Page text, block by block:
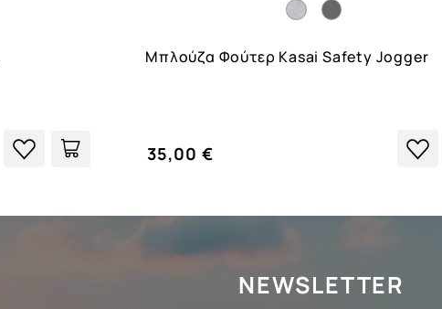
Μπλούζα Φούτερ Kasai Safety Jogger
35,00 €
NEWSLETTER